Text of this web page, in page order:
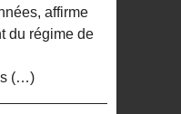
affirme
du régime de
(…)